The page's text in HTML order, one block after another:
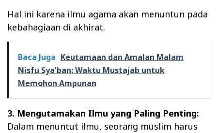
Hal ini karena ilmu agama akan menuntun pada
kebahagiaan di akhirat.
Baca Juga Keutamaan dan Amalan Malam
Nisfu Sya'ban: Waktu Mustajab untuk
Memohon Ampunan
3. Mengutamakan Ilmu yang Paling Penting:
Dalam menuntut ilmu, seorang muslim harus